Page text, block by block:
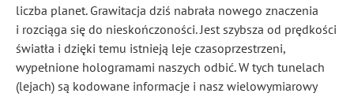
liczba planet. Grawitacja dziś nabrała nowego znaczenia
i rozciąga się do nieskończoności. Jest szybsza od prędkości
światła i dzięki temu istnieją leje czasoprzestrzeni,
wypełnione hologramami naszych odbić. W tych tunelach
(lejach) są kodowane informacje i nasz wielowymiarowy